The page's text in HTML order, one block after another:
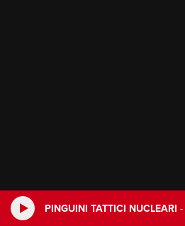
PINGUINI TATTICI NUCLEARI -